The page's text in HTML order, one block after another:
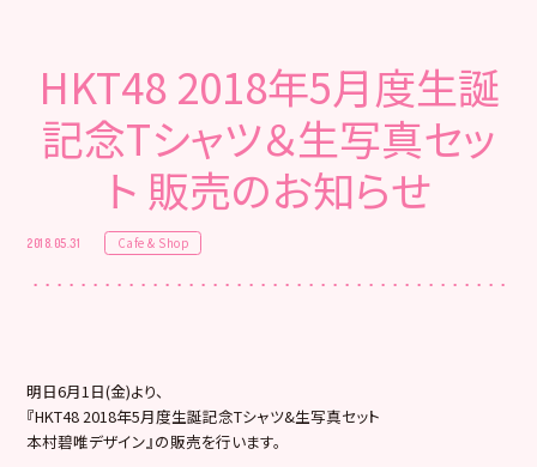
HKT48 2018年5月度生誕
記念Tシャツ＆生写真セッ
ト 販売のお知らせ
2018.05.31 Cafe & Shop
明日6月1日(金)より、
『HKT48 2018年5月度生誕記念Tシャツ&生写真セット
本村碧唯デザイン』の販売を行います。